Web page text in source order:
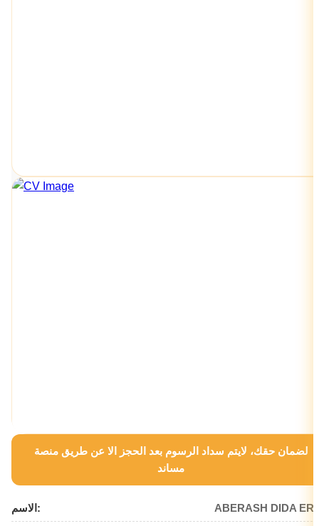
لضمان حقك، لايتم سداد الرسوم بعد الحجز الا عن طريق منصة
مساند
الاسم: ABERASH DIDA